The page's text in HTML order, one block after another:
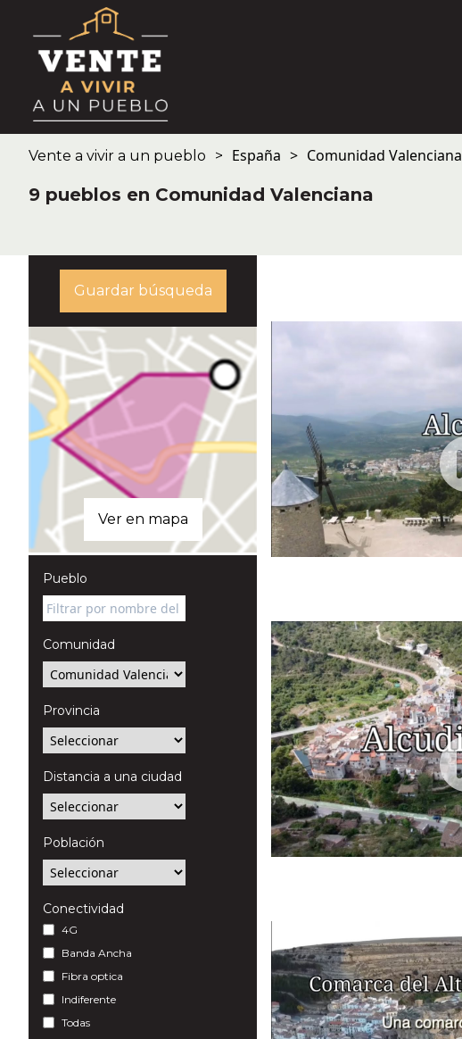
Vente a vivir a un pueblo España Comunidad Valenciana
9 pueblos en Comunidad Valenciana
Guardar búsqueda
Ver en mapa
Pueblo
Comunidad
Provincia
Distancia a una ciudad
Población
Conectividad
4G
Banda Ancha
Fibra optica
Indiferente
Todas